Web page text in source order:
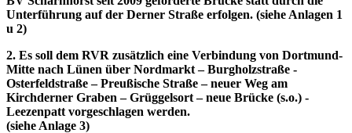
Unterführung auf der Derner Straße erfolgen. (siehe Anlagen 1
u 2)
2. Es soll dem RVR zusätzlich eine Verbindung von Dortmund-
Mitte nach Lünen über Nordmarkt – Burgholzstraße -
Osterfeldstraße – Preußische Straße – neuer Weg am
Kirchderner Graben – Grüggelsort – neue Brücke (s.o.) -
Leezenpatt vorgeschlagen werden.
(siehe Anlage 3)